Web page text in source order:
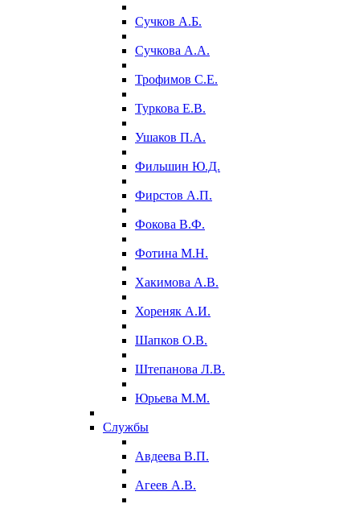
Сучков А.Б.
Сучкова А.А.
Трофимов С.Е.
Туркова Е.В.
Ушаков П.А.
Фильшин Ю.Д.
Фирстов А.П.
Фокова В.Ф.
Фотина М.Н.
Хакимова А.В.
Хореняк А.И.
Шапков О.В.
Штепанова Л.В.
Юрьева М.М.
Службы
Авдеева В.П.
Агеев А.В.